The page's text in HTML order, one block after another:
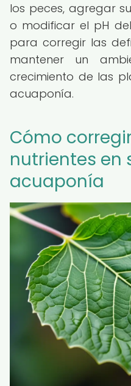
los peces, agregar
o modificar el pH
para corregir las
mantener un
crecimiento de las
acuaponía.
Cómo
nutrientes en
acuaponía